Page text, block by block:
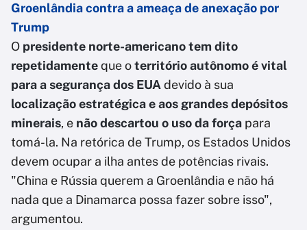
Groenlândia contra a ameaça de anexação por
Trump
O presidente norte-americano tem dito
repetidamenteque oterritório autônomo é vital
para a segurança dos EUAdevido à sua
localização estratégica e aos grandes depósitos
minerais, e não descartou o uso da força para
tomá-la. Na retórica de Trump, os Estados Unidos
devem ocupar a ilha antes de potências rivais.
"China e Rússia querem a Groenlândia e não há
nada que a Dinamarca possa fazer sobre isso",
argumentou.